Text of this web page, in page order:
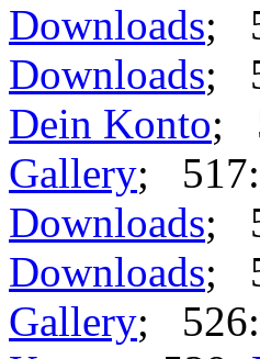
Downloads;
Downloads;
Dein Konto;
Gallery; 517:
Downloads;
Downloads;
Gallery; 526: